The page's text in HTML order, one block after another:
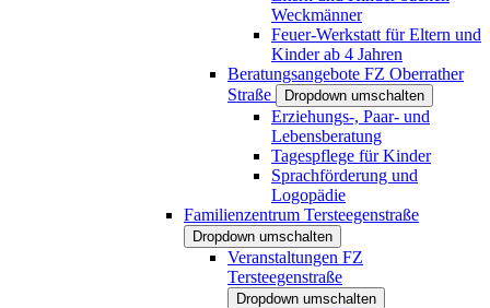
Weckmänner
Feuer-Werkstatt für Eltern und
Kinder ab 4 Jahren
Beratungsangebote FZ Oberrather
Straße
Dropdown umschalten
Erziehungs-, Paar- und
Lebensberatung
Tagespflege für Kinder
Sprachförderung und
Logopädie
Familienzentrum Tersteegenstraße
Dropdown umschalten
Veranstaltungen FZ
Tersteegenstraße
Dropdown umschalten